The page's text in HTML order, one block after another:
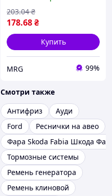
178.68₴
203.04 ₴
Купить
MRG 99%
Смотри также
Антифриз
Ауди
Ford
Реснички на авео
Фара Skoda Fabia Шкода
Тормозные системы
Ремень генератора
Ремень клиновой